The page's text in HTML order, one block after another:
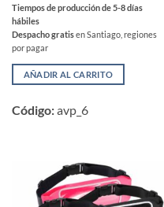
Tiempos de producción de 5-8 días
hábiles
Despacho gratisen Santiago, regiones
por pagar
AÑADIR AL CARRITO
Código:avp_6